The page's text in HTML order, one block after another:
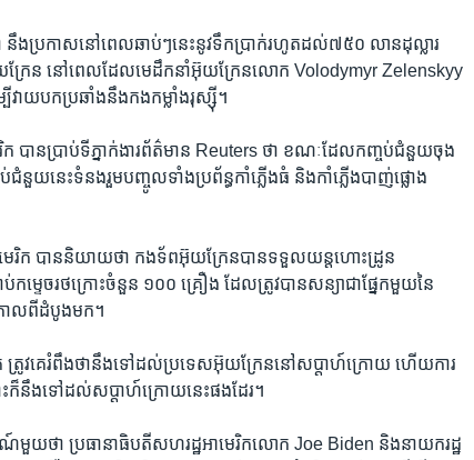
ា នឹង​ប្រកាស​នៅពេល​ឆាប់ៗ​នេះ​នូវ​ទឹក​ប្រាក់​រហូត​ដល់​៧៥០ លាន​ដុល្លារ​
ែន​ នៅពេល​ដែល​មេដឹកនាំ​អ៊ុយក្រែន​លោក Volodymyr Zelenskyy
វាយបក​ប្រឆាំង​នឹងកងកម្លាំង​រុស្ស៊ី។
ក​ បាន​ប្រាប់​ទីភ្នាក់ងារ​ព័ត៌មាន Reuters ថា ខណៈដែល​កញ្ចប់​ជំនួយ​ចុង
នួយ​នេះ​ទំនង​រួមបញ្ចូល​ទាំង​ប្រព័ន្ធ​កាំភ្លើង​ធំ និង​កាំភ្លើង​បាញ់​ផ្លោង​
ាមេរិក បាន​និយាយ​ថា កងទ័ព​អ៊ុយក្រែន​បាន​ទទួល​យន្តហោះដ្រូន
ម្ទេចរថក្រោះ​ចំនួន​ ១០០ គ្រឿង ដែល​ត្រូវ​បាន​សន្យា​ជាផ្នែក​មួយ​នៃ​
ាល​ពី​ដំបូង​មក។
វ​គេ​រំពឹង​ថា​នឹង​ទៅ​ដល់​ប្រទេស​អ៊ុយក្រែន​នៅ​សប្តាហ៍​ក្រោយ ហើយ​ការ​
ះ​ក៏​នឹង​ទៅដល់​សប្តាហ៍​ក្រោយ​នេះ​ផងដែរ។
រណ៍​មួយ​ថា ប្រធានាធិបតី​សហរដ្ឋ​អាមេរិក​លោក Joe Biden និង​នាយក​រដ្ឋ